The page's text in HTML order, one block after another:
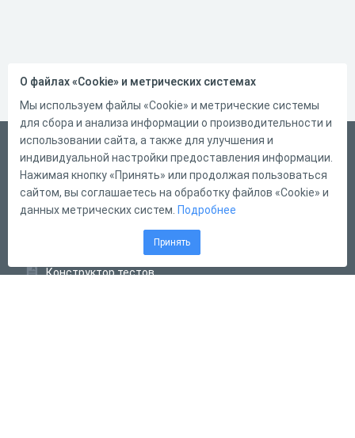
Русский
Справка
Форма обратной связи
Конструктор тестов
О файлах «Cookie» и метрических системах
Мы используем файлы «Cookie» и метрические системы
для сбора и анализа информации о производительности и
использовании сайта, а также для улучшения и
индивидуальной настройки предоставления информации.
Нажимая кнопку «Принять» или продолжая пользоваться
сайтом, вы соглашаетесь на обработку файлов «Cookie» и
данных метрических систем. Подробнее
Принять